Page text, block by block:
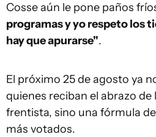
Cosse aún le pone paños
programas y yo respeto los
hay que apurarse".
El próximo 25 de agosto ya
quienes reciban el abrazo
frentista, sino una fórmula
más votados.